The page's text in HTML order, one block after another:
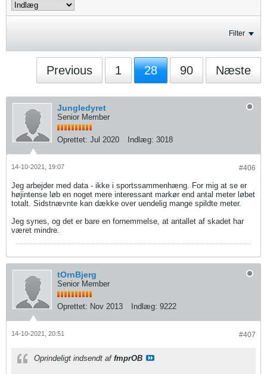
Filter
Previous 1 28 90 Næste
Jungledyret
Senior Member
Oprettet: Jul 2020 Indlæg: 3018
#406
14-10-2021, 19:07
Jeg arbejder med data - ikke i sportssammenhæng. For mig at se er
højintense løb en noget mere interessant markør end antal meter løbet
totalt. Sidstnævnte kan dække over uendelig mange spildte meter.
Jeg synes, og det er bare en fornemmelse, at antallet af skadet har
været mindre.
tOrnBjerg
Senior Member
Oprettet: Nov 2013 Indlæg: 9222
#407
14-10-2021, 20:51
Oprindeligt indsendt af fmprOB